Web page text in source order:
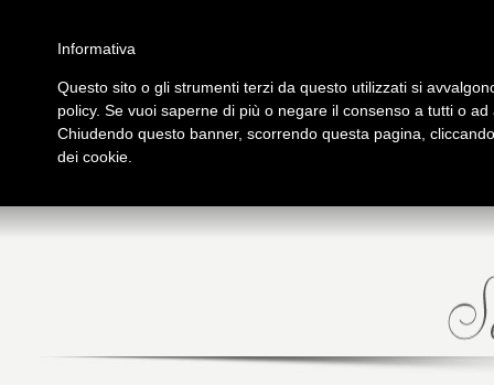
Home
Galleria immagini
PRESENTAZIONE
tutto su Logos
Informativa
Questo sito o gli strumenti terzi da questo utilizzati si
policy. Se vuoi saperne di più o negare il consenso a tutti o
Chiudendo questo banner, scorrendo questa pagina,
dei cookie.